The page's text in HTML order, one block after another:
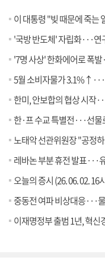
이 대통령 "빚 때문에 죽는
'국방 반도체' 자립화···연
'7명 사상' 한화에어로 폭
5월 소비자물가
한미, 안보합의 협상 시작
한·프 수교 특별전···선
노태악 선관위원장 "공정하
레바논 부분 휴전 발표···유
오늘의 증시 (26. 06. 02. 16
중동전 여파 비상대응···물
이재명정부 출범 1년, 혁